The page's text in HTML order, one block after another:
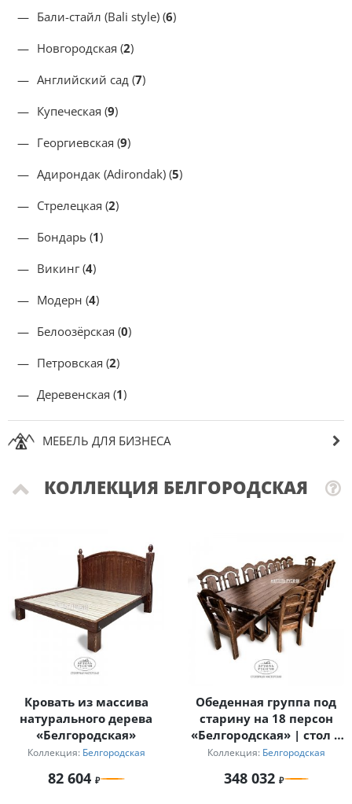
КОЛЛЕКЦИЯ БЕЛГОРОДСКАЯ
Кровать из массива
натурального дерева
«Белгородская»
Коллекция: Белгородская
82 604
Обеденная группа под
старину на 18 персон
«Белгородская» | стол 4
м
Коллекция: Белгородская
348 032
Бали-стайл (Bali style) (6)
Новгородская (2)
Английский сад (7)
Купеческая (9)
Георгиевская (9)
Адирондак (Adirondak) (5)
Стрелецкая (2)
Бондарь (1)
Викинг (4)
Модерн (4)
Белоозёрская (0)
Петровская (2)
Деревенская (1)
МЕБЕЛЬ ДЛЯ БИЗНЕСА